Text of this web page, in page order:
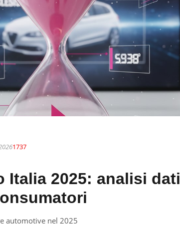
1737
Italia 2025: analisi dati
automotive nel 2025